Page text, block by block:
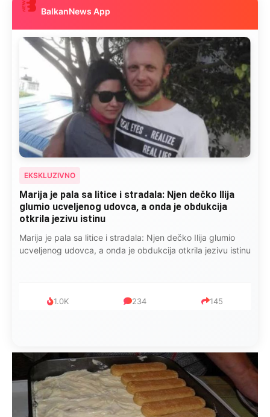
BalkanNews App
EKSKLUZIVNO
Marija je pala sa litice i stradala: Njen dečko Ilija
glumio ucveljenog udovca, a onda je obdukcija
otkrila jezivu istinu
Marija je pala sa litice i stradala: Njen dečko Ilija glumio
ucveljenog udovca, a onda je obdukcija otkrila jezivu istinu
1.0K 234 145